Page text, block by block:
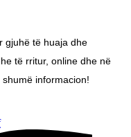
gjuhë të huaja dhe
të rritur, online dhe në
informacion!